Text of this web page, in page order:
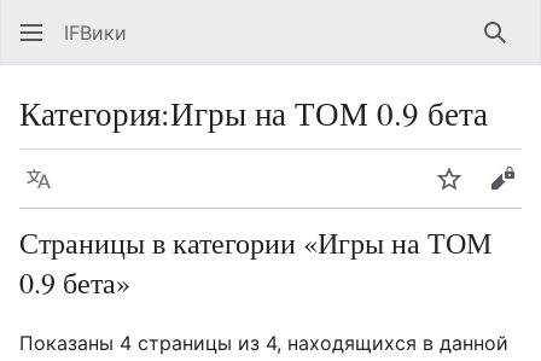
IFВики
Категория:Игры на ТОМ 0.9 бета
Язык Следить
Страницы в категории «Игры на ТОМ
0.9 бета»
Показаны 4 страницы из 4, находящихся в данной